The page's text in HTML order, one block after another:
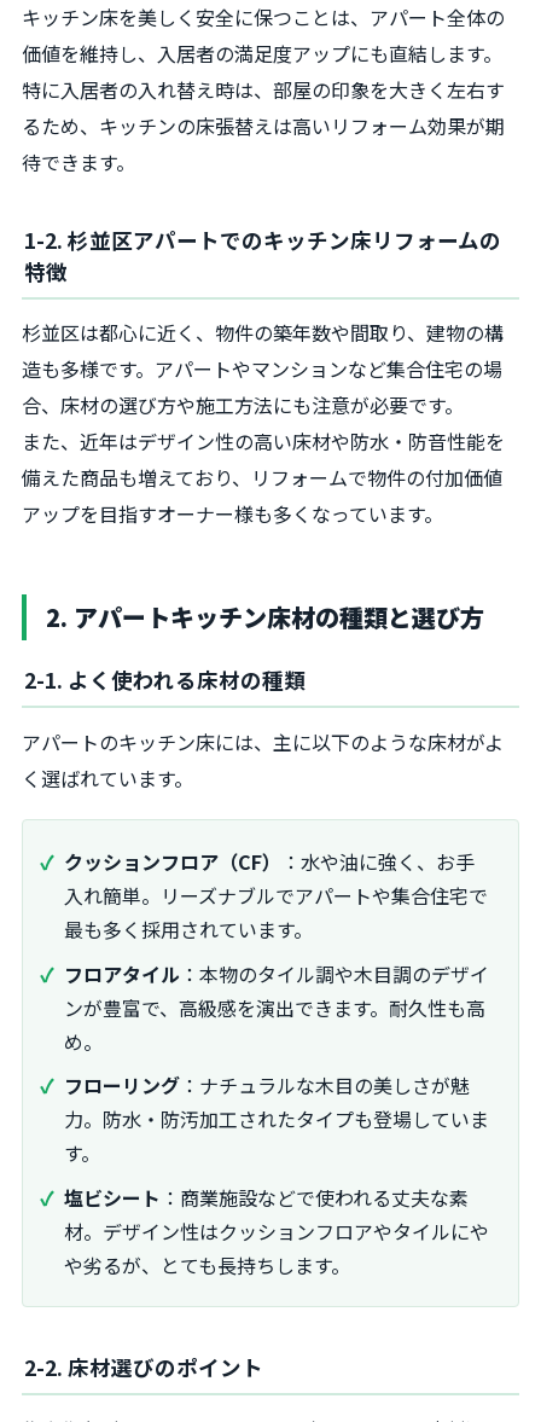
キッチン床を美しく安全に保つことは、アパート全体の
価値を維持し、入居者の満足度アップにも直結します。
特に入居者の入れ替え時は、部屋の印象を大きく左右す
るため、キッチンの床張替えは高いリフォーム効果が期
待できます。
1-2. 杉並区アパートでのキッチン床リフォームの
特徴
杉並区は都心に近く、物件の築年数や間取り、建物の構
造も多様です。アパートやマンションなど集合住宅の場
合、床材の選び方や施工方法にも注意が必要です。
また、近年はデザイン性の高い床材や防水・防音性能を
備えた商品も増えており、リフォームで物件の付加価値
アップを目指すオーナー様も多くなっています。
2. アパートキッチン床材の種類と選び方
2-1. よく使われる床材の種類
アパートのキッチン床には、主に以下のような床材がよ
く選ばれています。
クッションフロア（CF）
：水や油に強く、お手
入れ簡単。リーズナブルでアパートや集合住宅で
最も多く採用されています。
フロアタイル ：本物のタイル調や木目調のデザイ
ンが豊富で、高級感を演出できます。耐久性も高
め。
フローリング ：ナチュラルな木目の美しさが魅
力。防水・防汚加工されたタイプも登場していま
す。
塩ビシート ：商業施設などで使われる丈夫な素
材。デザイン性はクッションフロアやタイルにや
や劣るが、とても長持ちします。
2-2. 床材選びのポイント